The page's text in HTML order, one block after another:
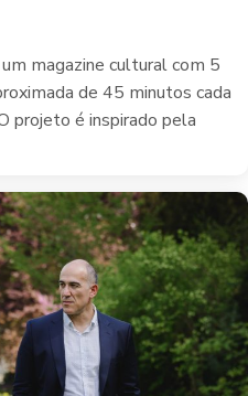
magazine cultural com 5
de 45 minutos cada
projeto é inspirado pela